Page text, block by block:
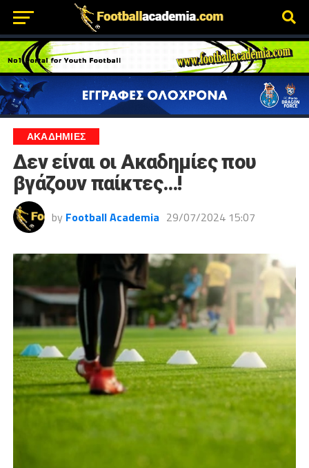
ΑΚΑΔΗΜΙΕΣ
Δεν είναι οι Ακαδημίες που
βγάζουν παίκτες…!
by Football Academia 29/07/2024 15:07